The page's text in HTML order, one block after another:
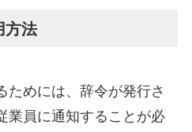
方法
ためには、辞令が発行さ
業員に通知することが必